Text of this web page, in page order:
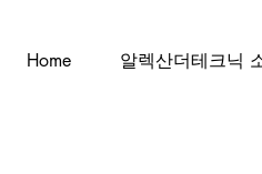
Home 알렉산더테크닉